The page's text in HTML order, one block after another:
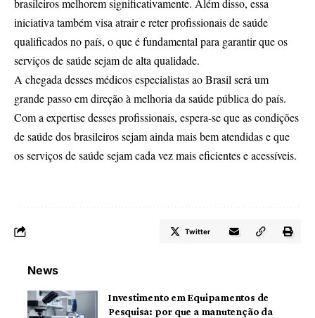
iniciativa também visa atrair e reter profissionais de saúde
qualificados no país, o que é fundamental para garantir que os
serviços de saúde sejam de alta qualidade.
A chegada desses médicos especialistas ao Brasil será um
grande passo em direção à melhoria da saúde pública do país.
Com a expertise desses profissionais, espera-se que as condições
de saúde dos brasileiros sejam ainda mais bem atendidas e que
os serviços de saúde sejam cada vez mais eficientes e acessíveis.
Twitter
News
Investimento em Equipamentos de
Pesquisa: por que a manutenção da